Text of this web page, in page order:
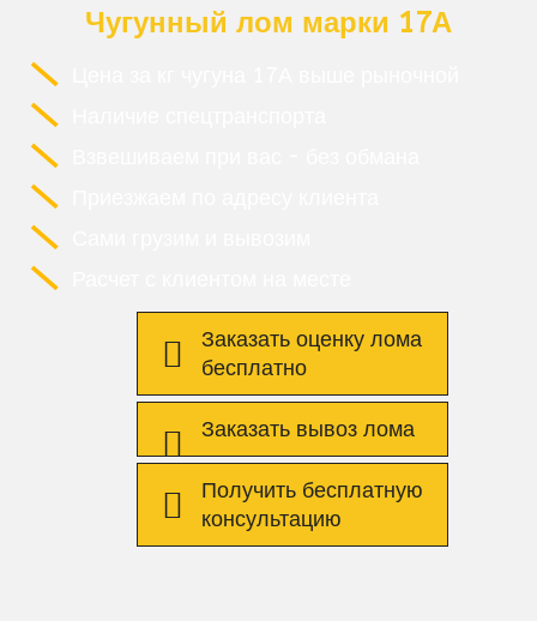
Чугунный лом марки 17А
Заказать оценку лома
бесплатно
Заказать вывоз лома
Получить бесплатную
консультацию